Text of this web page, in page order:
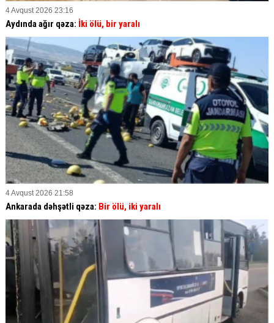
4 Avqust 2026 23:16
Aydında ağır qəza: İki ölü, bir yaralı
4 Avqust 2026 21:58
Ankarada dəhşətli qəza: Bir ölü, iki yaralı